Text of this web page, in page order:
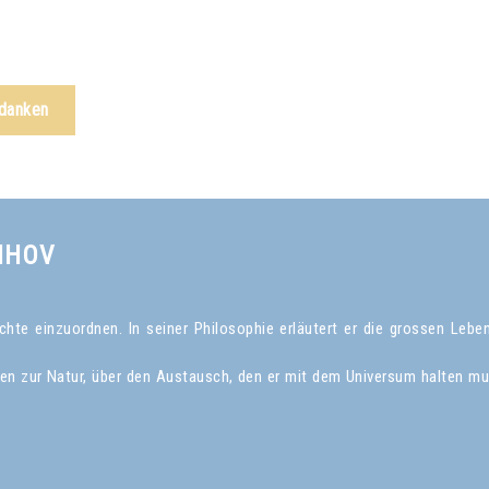
einzuordnen. In seiner Philosophie erläutert er die grossen
zur Natur, über den Austausch, den er mit dem Universum halten